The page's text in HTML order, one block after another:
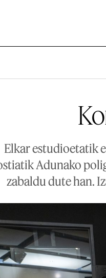
Elkar estudioetatik
Adunako
zabaldu dute han.